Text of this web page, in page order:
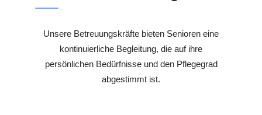
Unsere Betreuungskräfte bieten Senioren eine
kontinuierliche Begleitung, die auf ihre
persönlichen Bedürfnisse und den Pflegegrad
abgestimmt ist.